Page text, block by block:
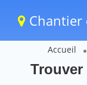
Chantier
Accueil